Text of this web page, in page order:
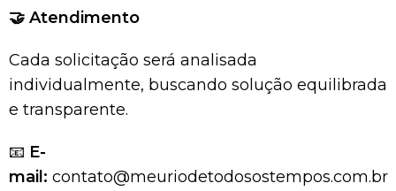
🤝 Atendimento
Cada solicitação será analisada
individualmente, buscando solução equilibrada
e transparente.
📧 E-
mail: contato@meuriodetodosostempos.com.br